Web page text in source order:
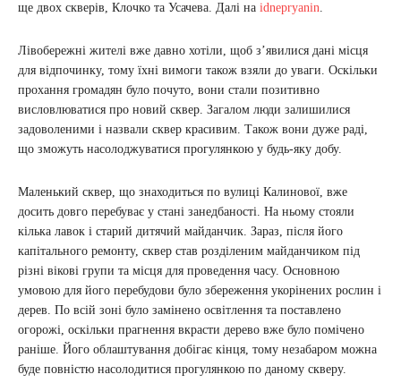
ще двох скверів, Клочко та Усачева. Далі на idnepryanin.
Лівобережні жителі вже давно хотіли, щоб з’явилися дані місця
для відпочинку, тому їхні вимоги також взяли до уваги. Оскільки
прохання громадян було почуто, вони стали позитивно
висловлюватися про новий сквер. Загалом люди залишилися
задоволеними і назвали сквер красивим. Також вони дуже раді,
що зможуть насолоджуватися прогулянкою у будь-яку добу.
Маленький сквер, що знаходиться по вулиці Калинової, вже
досить довго перебуває у стані занедбаності. На ньому стояли
кілька лавок і старий дитячий майданчик. Зараз, після його
капітального ремонту, сквер став розділеним майданчиком під
різні вікові групи та місця для проведення часу. Основною
умовою для його перебудови було збереження укорінених рослин і
дерев. По всій зоні було замінено освітлення та поставлено
огорожі, оскільки прагнення вкрасти дерево вже було помічено
раніше. Його облаштування добігає кінця, тому незабаром можна
буде повністю насолодитися прогулянкою по даному скверу.